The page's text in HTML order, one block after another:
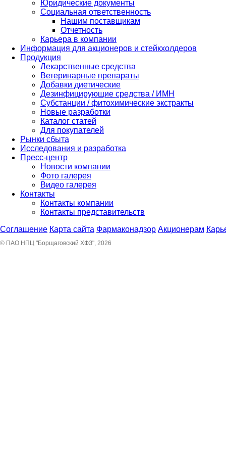
Юридические документы
Социальная ответственность
Нашим поставщикам
Отчетность
Карьера в компании
Информация для акционеров и стейкхолдеров
Продукция
Лекарственные средства
Ветеринарные препараты
Добавки диетические
Дезинфицирующие средства / ИМН
Субстанции / фитохимические экстракты
Новые разработки
Каталог статей
Для покупателей
Рынки сбыта
Исследования и разработка
Пресс-центр
Новости компании
Фото галерея
Видео галерея
Контакты
Контакты компании
Контакты представительств
Соглашение Карта сайта Фармаконадзор Акционерам
© ПАО НПЦ "Борщаговский ХФЗ", 2026